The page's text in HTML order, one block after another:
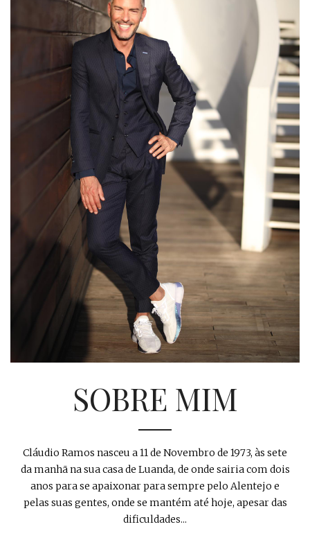
SOBRE MIM
Cláudio Ramos nasceu a 11 de Novembro de 1973, às sete
da manhã na sua casa de Luanda, de onde sairia com dois
anos para se apaixonar para sempre pelo Alentejo e
pelas suas gentes, onde se mantém até hoje, apesar das
dificuldades...